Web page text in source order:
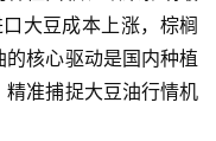
大豆成本上涨，棕榈
核心驱动是国内种植
准捕捉大豆油行情机